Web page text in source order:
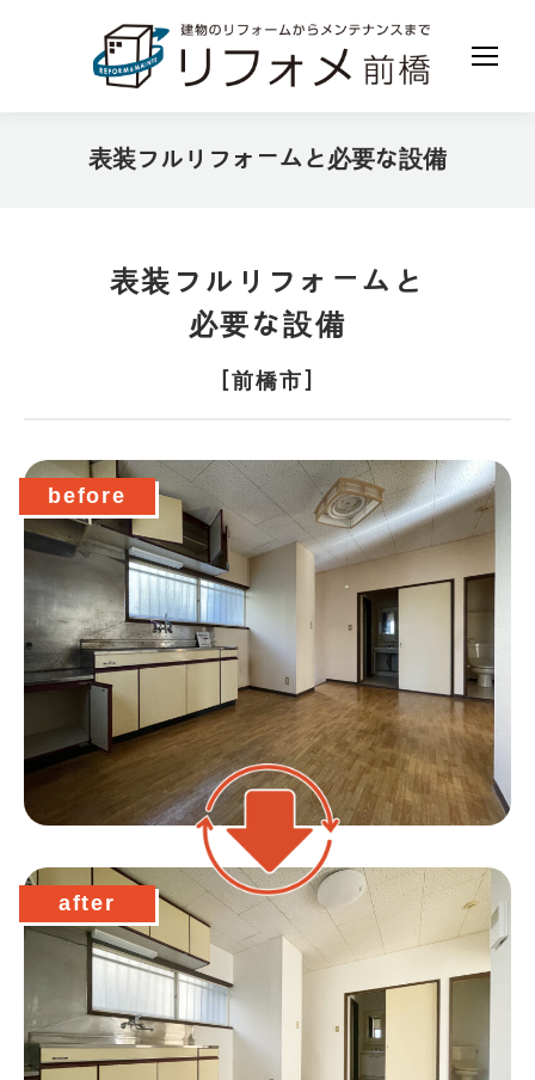
表装フルリフォームと必要な設備
表装フルリフォームと
必要な設備
［前橋市］
before
after